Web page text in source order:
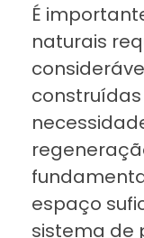
É
naturais
construídas
espaço
sistema de